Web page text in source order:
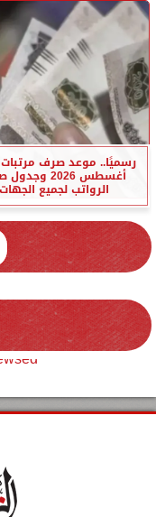
رسميًا.. موعد صرف
أغسطس 2026
الرواتب لجميع الجهات